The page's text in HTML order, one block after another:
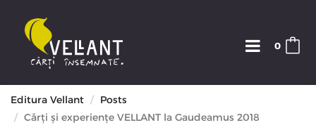
0
Editura Vellant
Posts
Cărți și experiențe VELLANT la Gaudeamus 2018